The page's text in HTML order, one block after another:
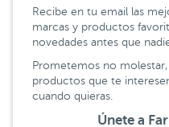
Recibe en tu email las
marcas y productos
novedades antes que
Prometemos no
productos que te
cuando quieras.
Únete a